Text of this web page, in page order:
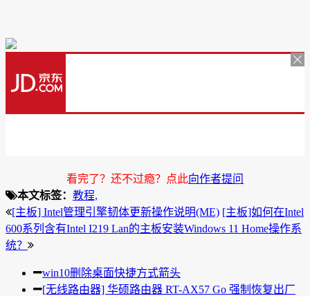
看完了？还不过瘾？点此向作者提问
本文标签： 教程,
[主板] Intel管理引擎韧体更新操作说明(ME) [主板]如何在Intel
600系列含有Intel I219 Lan的主板安装Windows 11 Home操作系
统？
win10删除桌面快捷方式箭头
[无线路由器] 华硕路由器 RT-AX57 Go 强制恢复出厂